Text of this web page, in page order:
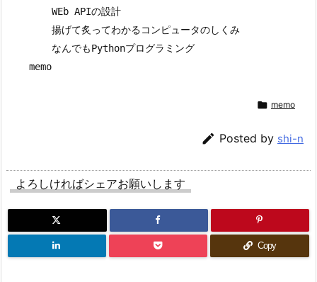
        WEb APIの設計
        揚げて炙ってわかるコンピュータのしくみ
        なんでもPythonプログラミング
 memo
 Posted by shi-n
よろしければシェアお願いします
Copy